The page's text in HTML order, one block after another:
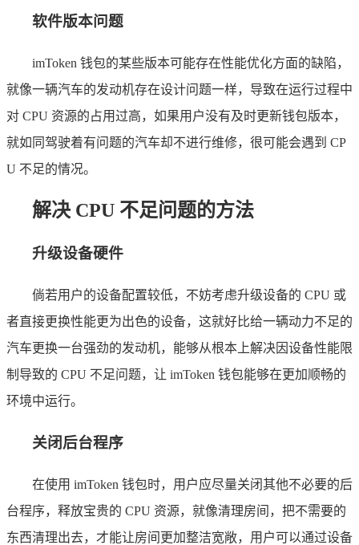
软件版本问题
imToken 钱包的某些版本可能存在性能优化方面的缺陷，
就像一辆汽车的发动机存在设计问题一样，导致在运行过程中
对 CPU 资源的占用过高，如果用户没有及时更新钱包版本，
就如同驾驶着有问题的汽车却不进行维修，很可能会遇到 CP
U 不足的情况。
解决 CPU 不足问题的方法
升级设备硬件
倘若用户的设备配置较低，不妨考虑升级设备的 CPU 或
者直接更换性能更为出色的设备，这就好比给一辆动力不足的
汽车更换一台强劲的发动机，能够从根本上解决因设备性能限
制导致的 CPU 不足问题，让 imToken 钱包能够在更加顺畅的
环境中运行。
关闭后台程序
在使用 imToken 钱包时，用户应尽量关闭其他不必要的后
台程序，释放宝贵的 CPU 资源，就像清理房间，把不需要的
东西清理出去，才能让房间更加整洁宽敞，用户可以通过设备